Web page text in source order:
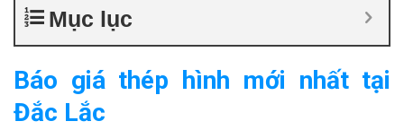
Mục lục
Báo giá thép hình mới nhất tại
Đắc Lắc